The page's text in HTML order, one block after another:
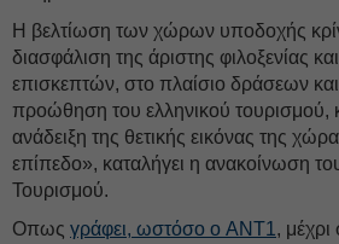
Η βελτίωση των χώρων υποδοχής
διασφάλιση της άριστης φιλοξενίας
επισκεπτών, στο πλαίσιο δράσεων
προώθηση του ελληνικού τουρισμού,
ανάδειξη της θετικής εικόνας της
επίπεδο», καταλήγει η ανακοίνωση
Τουρισμού.
Οπως γράφει, ωστόσο ο AΝΤ1 , μέχρι